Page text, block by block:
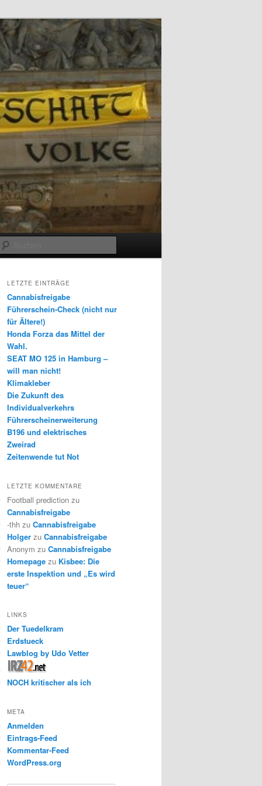
LETZTE EINTRÄGE
Cannabisfreigabe
Führerschein-Check (nicht nur
für Ältere!)
Honda Forza das Mittel der
Wahl.
SEAT MO 125 in Hamburg –
will man nicht!
Klimakleber
Die Zukunft des
Individualverkehrs
Führerscheinerweiterung
B196 und elektrisches
Zweirad
Zeitenwende tut Not
LETZTE KOMMENTARE
Football prediction zu
Cannabisfreigabe
-thh zu Cannabisfreigabe
Holger zu Cannabisfreigabe
Anonym zu Cannabisfreigabe
Homepage zu Kisbee: Die
erste Inspektion und „Es wird
teuer“
LINKS
Der Tuedelkram
Erdstueck
Lawblog by Udo Vetter
NOCH kritischer als ich
META
Anmelden
Eintrags-Feed
Kommentar-Feed
WordPress.org